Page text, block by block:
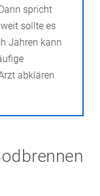
spricht
sollte es
Jahren kann
abklären